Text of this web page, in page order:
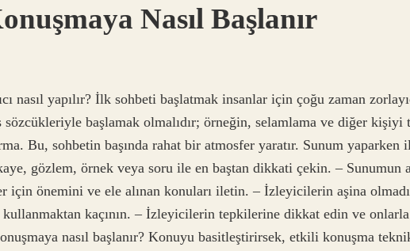
Nasıl Başlanır
nasıl yapılır? İlk sohbeti başlatmak insanlar için çoğu zaman
sözcükleriyle başlamak olmalıdır; örneğin, selamlama ve diğer kişiyi
Bu, sohbetin başında rahat bir atmosfer yaratır. Sunum yaparken
gözlem, örnek veya soru ile en baştan dikkati çekin. – Sunumun
için önemini ve ele alınan konuları iletin. – İzleyicilerin aşina
kaçının. – İzleyicilerin tepkilerine dikkat edin ve onlarla
nasıl başlanır? Konuyu basitleştirirsek, etkili konuşma